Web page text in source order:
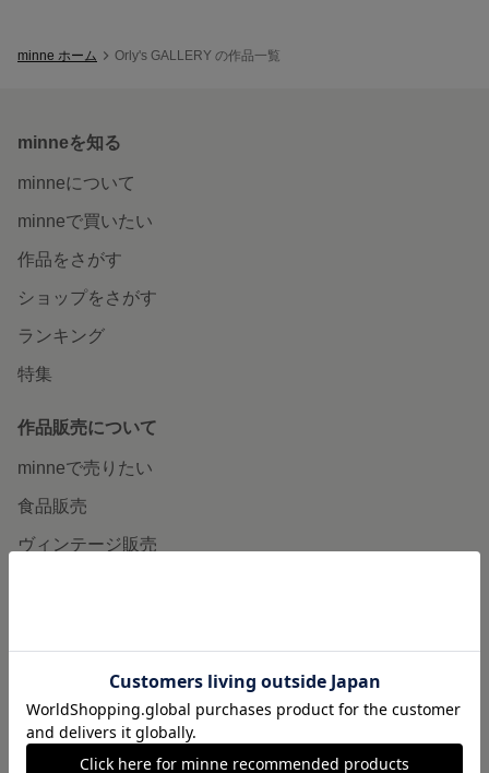
minne ホーム Orly's GALLERY の作品一覧
minneを知る
minneについて
minneで買いたい
作品をさがす
ショップをさがす
ランキング
特集
作品販売について
minneで売りたい
食品販売
ヴィンテージ販売
minne LAB
販売支援企画・イベント
読みもの